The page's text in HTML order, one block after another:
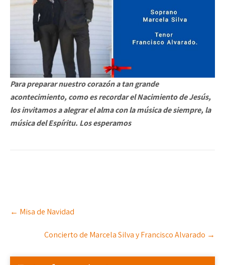
Para preparar nuestro corazón a tan grande
acontecimiento, como es recordar el Nacimiento de Jesús,
los invitamos a alegrar el alma con la música de siempre, la
música del Espíritu. Los esperamos
Post
navigation
← Misa de Navidad
Concierto de Marcela Silva y Francisco Alvarado →